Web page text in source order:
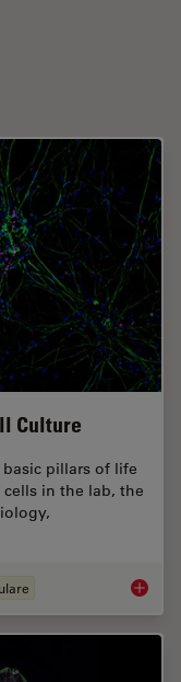
Culture
pillars of life
in the lab, the